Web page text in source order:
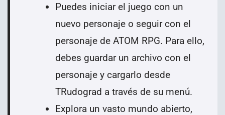
Puedes iniciar el juego con un
nuevo personaje o seguir con el
personaje de ATOM RPG. Para ello,
debes guardar un archivo con el
personaje y cargarlo desde
TRudograd a través de su menú.
Explora un vasto mundo abierto,